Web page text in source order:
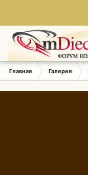
Главная Галерея